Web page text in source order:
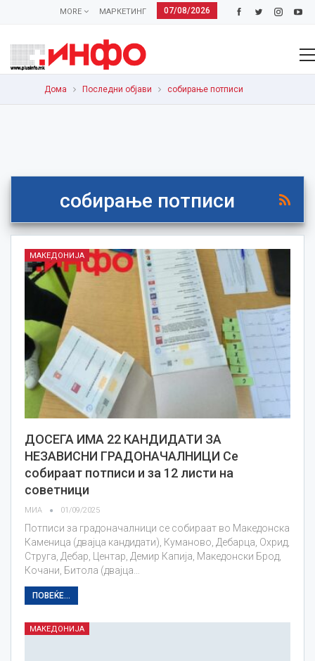
07/08/2026
МАРКЕТИНГ
MORE
Дома Последни објави собирање потписи
собирање потписи
МАКЕДОНИЈА
ДОСЕГА ИМА 22 КАНДИДАТИ ЗА
НЕЗАВИСНИ ГРАДОНАЧАЛНИЦИ Се
собираат потписи и за 12 листи на
советници
МИА 01/09/2025
Потписи за градоначалници се собираат во Македонска
Каменица (двајца кандидати), Куманово, Дебарца, Охрид,
Струга, Дебар, Центар, Демир Капија, Македонски Брод,
Кочани, Битола (двајца…
ПОВЕЌЕ...
МАКЕДОНИЈА